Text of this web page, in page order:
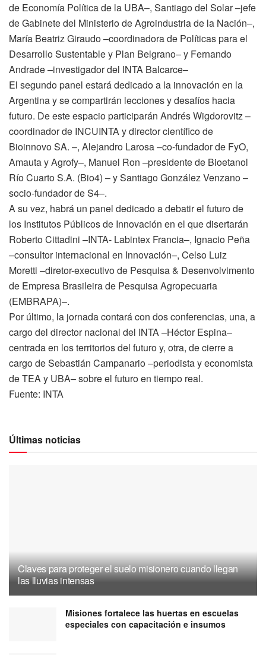
de Economía Política de la UBA–, Santiago del Solar –jefe
de Gabinete del Ministerio de Agroindustria de la Nación–,
María Beatriz Giraudo –coordinadora de Políticas para el
Desarrollo Sustentable y Plan Belgrano– y Fernando
Andrade –investigador del INTA Balcarce–
El segundo panel estará dedicado a la innovación en la
Argentina y se compartirán lecciones y desafíos hacia
futuro. De este espacio participarán Andrés Wigdorovitz –
coordinador de INCUINTA y director científico de
Bioinnovo SA. –, Alejandro Larosa –co-fundador de FyO,
Amauta y Agrofy–, Manuel Ron –presidente de Bioetanol
Río Cuarto S.A. (Bio4) – y Santiago González Venzano –
socio-fundador de S4–.
A su vez, habrá un panel dedicado a debatir el futuro de
los Institutos Públicos de Innovación en el que disertarán
Roberto Cittadini –INTA- Labintex Francia–, Ignacio Peña
–consultor internacional en Innovación–, Celso Luiz
Moretti –diretor-executivo de Pesquisa & Desenvolvimento
de Empresa Brasileira de Pesquisa Agropecuaria
(EMBRAPA)–.
Por último, la jornada contará con dos conferencias, una, a
cargo del director nacional del INTA –Héctor Espina–
centrada en los territorios del futuro y, otra, de cierre a
cargo de Sebastián Campanario –periodista y economista
de TEA y UBA– sobre el futuro en tiempo real.
Fuente: INTA
Últimas noticias
Claves para proteger el suelo misionero cuando llegan
las lluvias intensas
Misiones fortalece las huertas en escuelas
especiales con capacitación e insumos